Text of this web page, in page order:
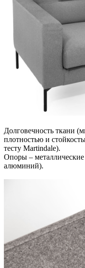
Долговечность ткани
плотностью и
тесту Martindale).
Опоры –
алюминий).